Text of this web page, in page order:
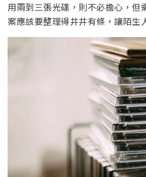
用兩到三張光碟，則不必擔心，但
案應該要整理得井井有條，讓陌生